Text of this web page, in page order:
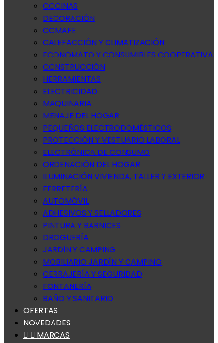
COCINAS
DECORACIÓN
COMAFE
CALEFACCIÓN Y CLIMATIZACIÓN
ECONOMATO Y CONSUMIBLES COOPERATIVA
CONSTRUCCIÓN
HERRAMIENTAS
ELECTRICIDAD
MAQUINARIA
MENAJE DEL HOGAR
PEQUEÑOS ELECTRODOMÉSTICOS
PROTECCIÓN Y VESTUARIO LABORAL
ELECTRÓNICA DE CONSUMO
ORDENACIÓN DEL HOGAR
ILUMINACIÓN VIVIENDA, TALLER Y EXTERIOR
FERRETERÍA
AUTOMÓVIL
ADHESIVOS Y SELLADORES
PINTURA Y BARNICES
DROGUERÍA
JARDÍN Y CAMPING
MOBILIARIO JARDÍN Y CAMPING
CERRAJERÍA Y SEGURIDAD
FONTANERÍA
BAÑO Y SANITARIO
OFERTAS
NOVEDADES
  MARCAS